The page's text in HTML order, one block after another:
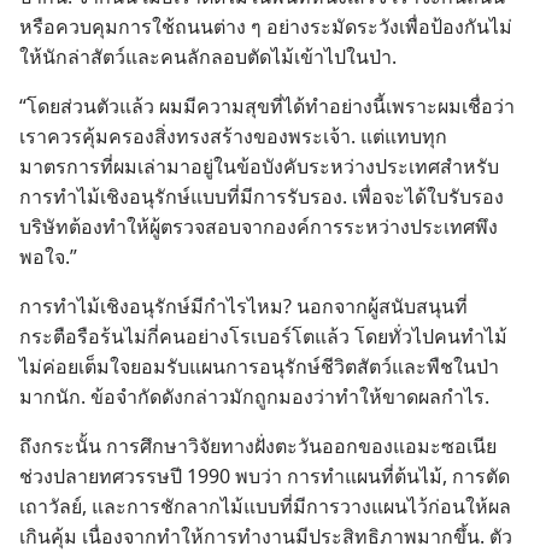
หรือ​ควบคุม​การ​ใช้​ถนน​ต่าง ๆ อย่าง​ระมัดระวัง​เพื่อ​ป้องกัน​ไม่​
ให้​นัก​ล่า​สัตว์​และ​คน​ลักลอบ​ตัด​ไม้​เข้า​ไป​ใน​ป่า.
“โดย​ส่วน​ตัว​แล้ว ผม​มี​ความ​สุข​ที่​ได้​ทำ​อย่าง​นี้​เพราะ​ผม​เชื่อ​ว่า​
เรา​ควร​คุ้มครอง​สิ่ง​ทรง​สร้าง​ของ​พระเจ้า. แต่​แทบ​ทุก​
มาตรการ​ที่​ผม​เล่า​มา​อยู่​ใน​ข้อ​บังคับ​ระหว่าง​ประเทศ​สำหรับ​
การ​ทำ​ไม้​เชิง​อนุรักษ์​แบบ​ที่​มี​การ​รับรอง. เพื่อ​จะ​ได้​ใบ​รับรอง
บริษัท​ต้อง​ทำ​ให้​ผู้​ตรวจ​สอบ​จาก​องค์การ​ระหว่าง​ประเทศ​พึง​
พอ​ใจ.”
การ​ทำ​ไม้​เชิง​อนุรักษ์​มี​กำไร​ไหม? นอก​จาก​ผู้​สนับสนุน​ที่​
กระตือรือร้น​ไม่​กี่​คน​อย่าง​โรเบอร์โต​แล้ว โดย​ทั่ว​ไป​คน​ทำ​ไม้​
ไม่​ค่อย​เต็ม​ใจ​ยอม​รับ​แผนการ​อนุรักษ์​ชีวิต​สัตว์​และ​พืช​ใน​ป่า​
มาก​นัก. ข้อ​จำกัด​ดัง​กล่าว​มัก​ถูก​มอง​ว่า​ทำ​ให้​ขาด​ผล​กำไร.
ถึง​กระนั้น การ​ศึกษา​วิจัย​ทาง​ฝั่ง​ตะวัน​ออก​ของ​แอมะซอเนีย​
ช่วง​ปลาย​ทศวรรษ​ปี 1990 พบ​ว่า การ​ทำ​แผนที่​ต้น​ไม้, การ​ตัด​
เถาวัลย์, และ​การ​ชัก​ลาก​ไม้​แบบ​ที่​มี​การ​วาง​แผน​ไว้​ก่อน​ให้​ผล​
เกิน​คุ้ม เนื่อง​จาก​ทำ​ให้​การ​ทำ​งาน​มี​ประสิทธิภาพ​มาก​ขึ้น. ตัว​